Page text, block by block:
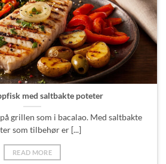
med saltbakte poteter
grillen som i bacalao. Med saltbakte
som tilbehør er [...]
READ MORE